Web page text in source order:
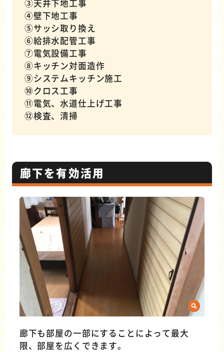
③天井下地工事
④壁下地工事
⑤サッシ取り換え
⑥給排水配管工事
⑦電気設備工事
⑧キッチン対面造作
⑨システムキッチン施工
⑩クロス工事
⑪電気、水道仕上げ工事
⑫検査、清掃
廊下を有効活用
廊下も部屋の一部にすることによって最大
限、部屋を広くできます。